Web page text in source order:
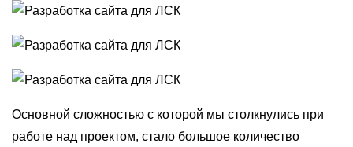
Основной сложностью с которой мы столкнулись при
работе над проектом, стало большое количество